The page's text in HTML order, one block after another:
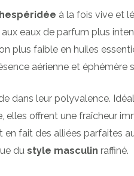
à la fois vive et
eaux de parfum plus
plus faible en huiles
aérienne et éphémère
dans leur polyvalence.
elles offrent une fraîcheur
en fait des alliées parfaites
du style masculin raffiné.